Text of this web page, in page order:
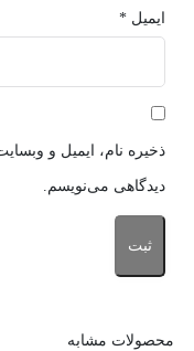
ایمیل *
ذخیره نام، ایمیل و
دیدگاهی می‌نویسم.
محصولات مشابه